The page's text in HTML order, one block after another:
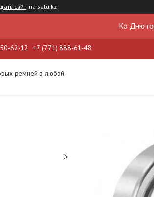
сайт на Satu.kz
Ко Дню
62-12 +7 (771) 888-61-48
ремней в любой